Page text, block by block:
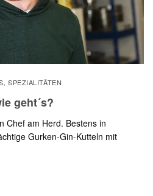
, SPEZIALITÄTEN
geht´s?
Chef am Herd. Bestens in
Gurken-Gin-Kutteln mit